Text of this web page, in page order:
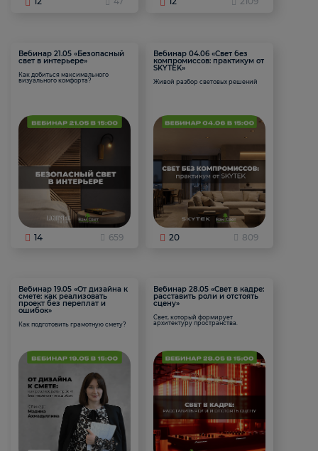
Вебинар 21.05 «Безопасный
свет в интерьере»
Как добиться максимального
визуального комфорта?
14 659
Вебинар 04.06 «Свет без
компромиссов: практикум от
SKYTEK»
Живой разбор световых решений
20 809
Вебинар 19.05 «От дизайна к
смете: как реализовать
проект без переплат и
ошибок»
Как подготовить грамотную смету?
Вебинар 28.05 «Свет в кадре:
расставить роли и отстоять
сцену»
Свет, который формирует
архитектуру пространства.